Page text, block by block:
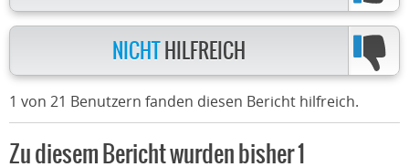
NICHT HILFREICH
1 von 21 Benutzern fanden diesen Bericht hilfreich.
Zu diesem Bericht wurden bisher 1